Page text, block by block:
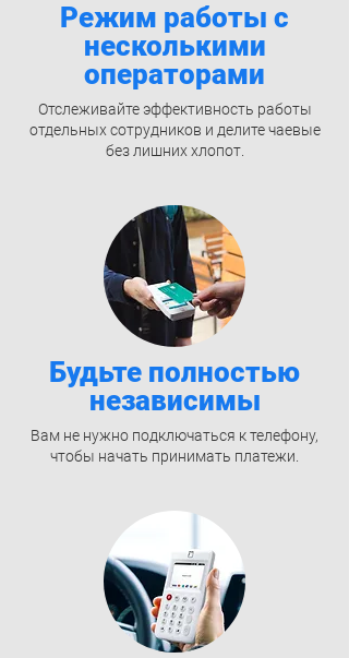
Режим работы с
несколькими
операторами
Отслеживайте эффективность работы
отдельных сотрудников и делите чаевые
без лишних хлопот.
Будьте полностью
независимы
Вам не нужно подключаться к телефону,
чтобы начать принимать платежи.